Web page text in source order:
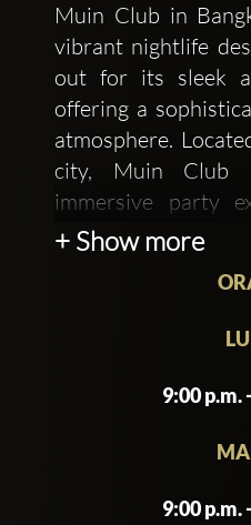
Muin Club in
vibrant nightlife
out for its sleek
offering a
atmosphere.
city, Muin
immersive party
cutting-edge sound
of electronic,
The club attracts a
and unique
service, Muin Club
visitors seeking
+ Show more
9:00 p.m.
9:00 p.m.